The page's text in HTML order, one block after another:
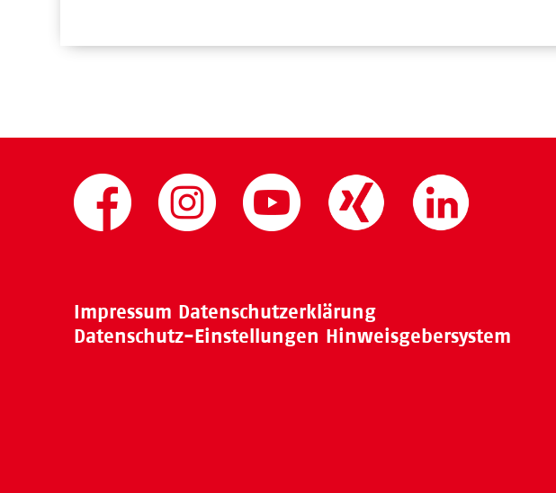
Impressum Datenschutzerklärung
Datenschutz-Einstellungen Hinweisgebersystem